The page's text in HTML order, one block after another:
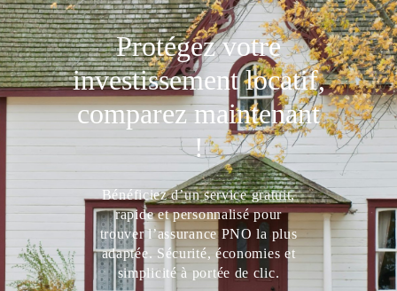
Protégez votre
investissement locatif,
comparez maintenant
!
Bénéficiez d’un service gratuit,
rapide et personnalisé pour
trouver l’assurance PNO la plus
adaptée. Sécurité, économies et
simplicité à portée de clic.